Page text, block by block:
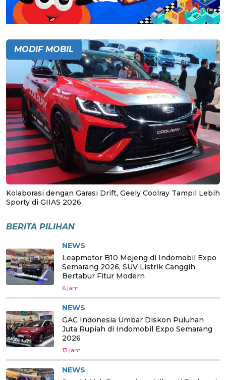
MODIF MOBIL
Kolaborasi dengan Garasi Drift, Geely Coolray Tampil Lebih
Sporty di GIIAS 2026
BERITA PILIHAN
NEWS
Leapmotor B10 Mejeng di Indomobil Expo
Semarang 2026, SUV Listrik Canggih
Bertabur Fitur Modern
6 jam
NEWS
GAC Indonesia Umbar Diskon Puluhan
Juta Rupiah di Indomobil Expo Semarang
2026
13 jam
NEWS